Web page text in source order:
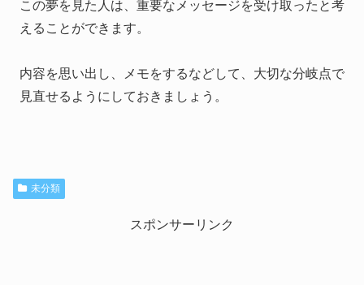
この夢を見た人は、重要なメッセージを受け取ったと考
えることができます。
内容を思い出し、メモをするなどして、大切な分岐点で
見直せるようにしておきましょう。
未分類
スポンサーリンク